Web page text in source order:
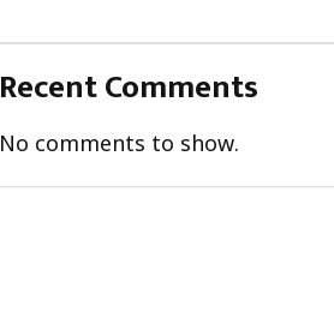
Recent Comments
No comments to show.